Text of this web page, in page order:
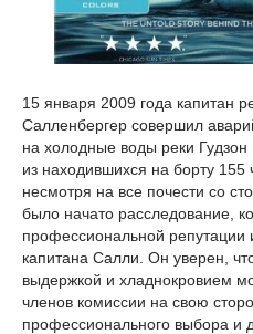
15 января 2009 года капитан
Салленбергер совершил
на холодные воды реки
из находившихся на борту 155
несмотря на все почести со
было начато расследование,
профессиональной репутации
капитана Салли. Он уверен,
выдержкой и хладнокровием
членов комиссии на свою
профессионального выбора и